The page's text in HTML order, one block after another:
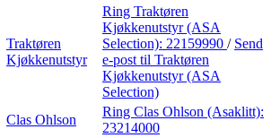
Traktøren
Kjøkkenutstyr
Ring Traktøren
Kjøkkenutstyr (ASA
Selection): 22159990 / Send
e-post til Traktøren
Kjøkkenutstyr (ASA
Selection)
Clas Ohlson
Ring Clas Ohlson (Asaklitt):
23214000